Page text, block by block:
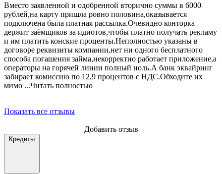
Вместо заявленной и одобренной вторично суммы в 6000
рублей,на карту пришла ровно половина,оказывается
подключена была платная рассылка.Очевидно конторка
держит заёмщиков за идиотов,чтобы платно получать рекламу
и им платить конские проценты.Неполностью указаны в
договоре реквизиты компании,нет ни одного бесплатного
способа погашения займа,некорректно работает приложение,а
операторы на горячей линии полный ноль.А банк эквайринг
забирает комиссию по 12,9 процентов с НДС.Обходите их
мимо ...Читать полностью
Показать все отзывы
Добавить отзыв
Кредиты